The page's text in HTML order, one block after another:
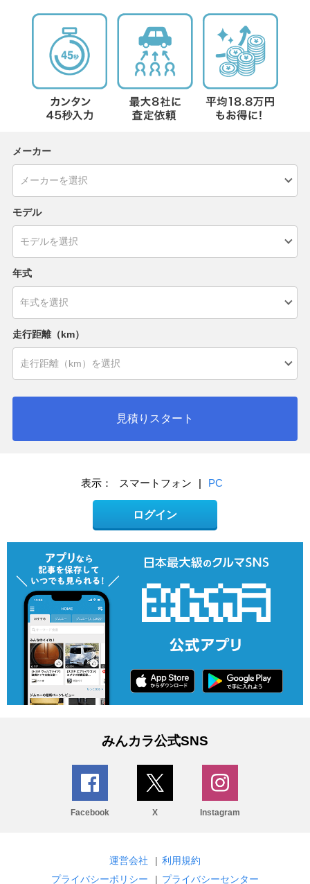
メーカー
モデル
年式
走行距離（km）
見積りスタート
表示： スマートフォン | PC
ログイン
みんカラ公式SNS
Facebook X Instagram
運営会社 | 利用規約
プライバシーポリシー
| プライバシーセンター